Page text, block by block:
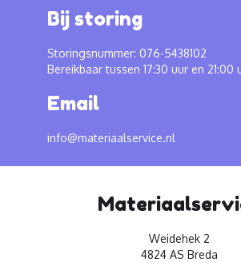
Bij storing
Storingsnummer: 076-5438102
Bereikbaar tussen 17:30 uur en 21:00
Email
info@materiaalservice.nl
Weidehek 2
4824 AS Breda